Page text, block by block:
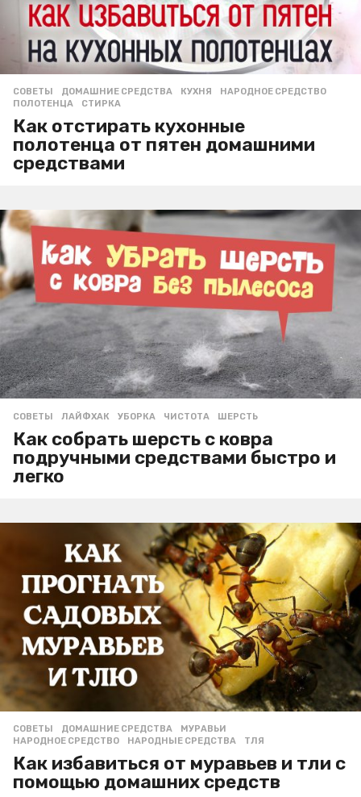
СОВЕТЫ ДОМАШНИЕ СРЕДСТВА ,КУХНЯ ,НАРОДНОЕ СРЕДСТВО
ПОЛОТЕНЦА
,СТИРКА
Как отстирать кухонные
полотенца от пятен домашними
средствами
СОВЕТЫ ЛАЙФХАК ,УБОРКА ,ЧИСТОТА ,ШЕРСТЬ
Как собрать шерсть с ковра
подручными средствами быстро и
легко
СОВЕТЫ ДОМАШНИЕ СРЕДСТВА ,МУРАВЬИ
НАРОДНОЕ СРЕДСТВО
,НАРОДНЫЕ СРЕДСТВА ,ТЛЯ
Как избавиться от муравьев и тли с
помощью домашних средств